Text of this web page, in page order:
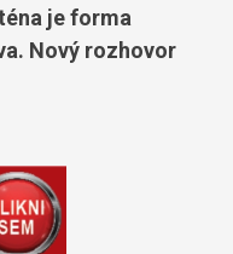
je forma
Nový rozhovor